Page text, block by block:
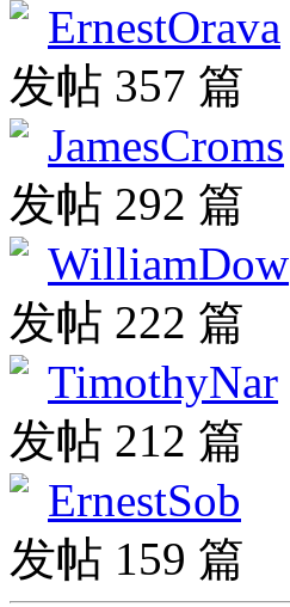
ErnestOrava
发帖 357 篇
JamesCroms
发帖 292 篇
WilliamDow
发帖 222 篇
TimothyNar
发帖 212 篇
ErnestSob
发帖 159 篇